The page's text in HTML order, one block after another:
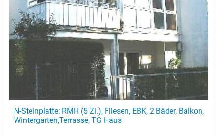
N-Steinplatte: RMH (5 Zi.), Fliesen, EBK, 2 Bäder, Balkon,
Wintergarten,Terrasse, TG Haus